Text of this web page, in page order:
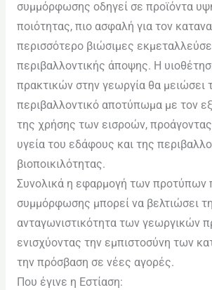
συμμόρφωσης οδηγεί σε προϊόντα
ποιότητας, πιο ασφαλή για τον
περισσότερο βιώσιμες
περιβαλλοντικής άποψης. Η
πρακτικών στην γεωργία θα μειώσει
περιβαλλοντικό αποτύπωμα με τον
της χρήσης των εισροών,
υγεία του εδάφους και της
βιοποικιλότητας.
Συνολικά η εφαρμογή των προτύπων
συμμόρφωσης μπορεί να βελτιώσει
ανταγωνιστικότητα των γεωργικών
ενισχύοντας την εμπιστοσύνη των
την πρόσβαση σε νέες αγορές.
Που έγινε η Εστίαση:
uses
Compliance
plugin